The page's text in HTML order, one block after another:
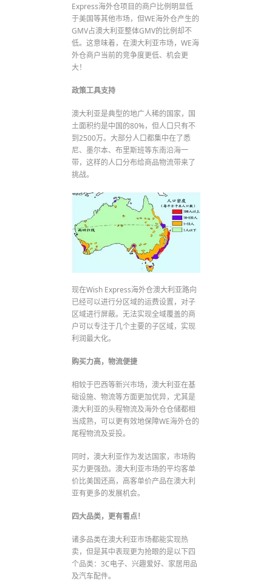
Express海外仓项目的商户比例明显低
于美国等其他市场，但WE海外仓产生的
GMV占澳大利亚整体GMV的比例却不
低。这意味着，在澳大利亚市场，WE海
外仓商户当前的竞争度更低、机会更
大！
政策工具支持
澳大利亚是典型的地广人稀的国家，国
土面积约是中国的80%，但人口只有不
到2500万。大部分人口都集中在了悉
尼、墨尔本、布里斯班等东南沿海一
带，这样的人口分布给商品物流带来了
挑战。
现在Wish Express海外仓澳大利亚路向
已经可以进行分区域的运费设置，对子
区域进行屏蔽。无法实现全域覆盖的商
户可以专注于几个主要的子区域，实现
利润最大化。
购买力高，物流便捷
相较于巴西等新兴市场，澳大利亚在基
础设施、物流等方面更加优异，尤其是
澳大利亚的头程物流及海外仓仓储都相
当成熟，可以更有效地保障WE海外仓的
尾程物流及妥投。
同时，澳大利亚作为发达国家，市场购
买力更强劲。澳大利亚市场的平均客单
价比美国还高，高客单价产品在澳大利
亚有更多的发展机会。
四大品类，更有看点！
诸多品类在澳大利亚市场都能实现热
卖，但是其中表现更为抢眼的是以下四
个品类：3C电子、兴趣爱好、家居用品
及汽车配件。